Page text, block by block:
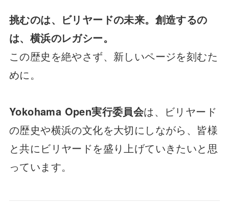
挑むのは、ビリヤードの未来。創造するの
は、横浜のレガシー。
この歴史を絶やさず、新しいページを刻むた
めに。
Yokohama Open実行委員会は、ビリヤード
の歴史や横浜の文化を大切にしながら、皆様
と共にビリヤードを盛り上げていきたいと思
っています。